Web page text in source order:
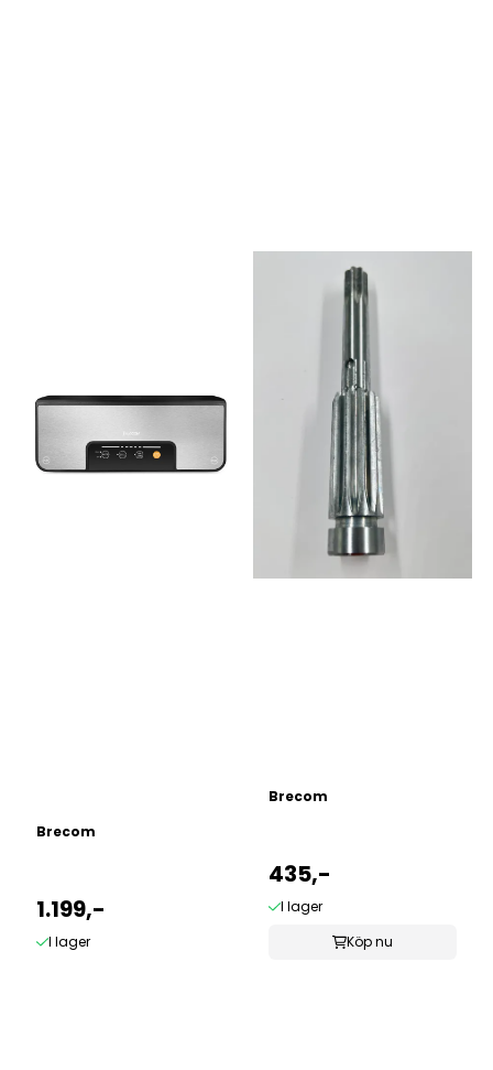
Brecom
1.199,-
I lager
Brecom
435,-
I lager
Köp nu